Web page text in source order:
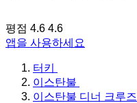
평점 4.6 4.6
앱을 사용하세요
터키
이스탄불
이스탄불 디너 크루즈